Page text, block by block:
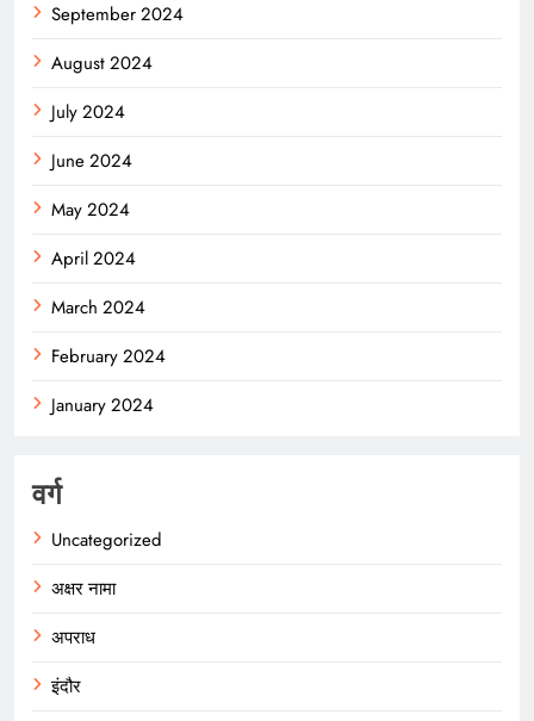
September 2024
August 2024
July 2024
June 2024
May 2024
April 2024
March 2024
February 2024
January 2024
वर्ग
Uncategorized
अक्षर नामा
अपराध
इंदौर